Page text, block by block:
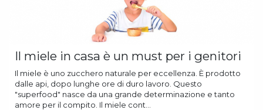
Il miele in casa è un must per i genitori
Il miele è uno zucchero naturale per eccellenza. È prodotto
dalle api, dopo lunghe ore di duro lavoro. Questo
"superfood" nasce da una grande determinazione e tanto
amore per il compito. Il miele cont...